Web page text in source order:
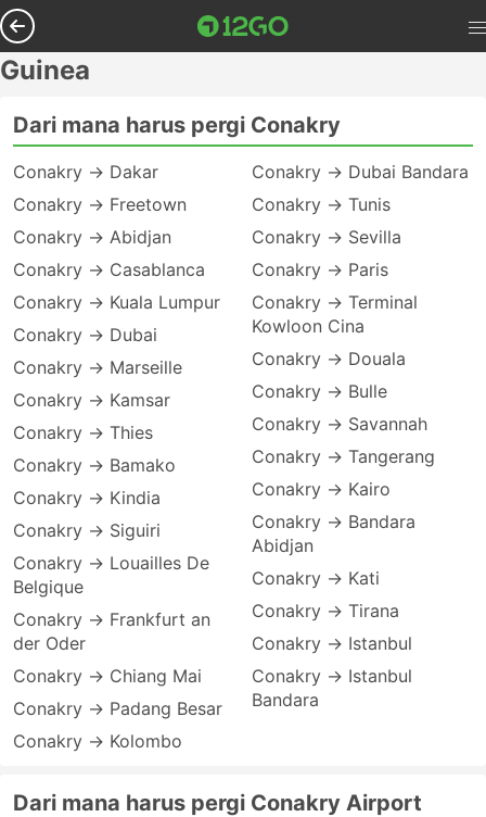
Guinea
Dari mana harus pergi Conakry
Conakry → Dakar
Conakry → Freetown
Conakry → Abidjan
Conakry → Casablanca
Conakry → Kuala Lumpur
Conakry → Dubai
Conakry → Marseille
Conakry → Kamsar
Conakry → Thies
Conakry → Bamako
Conakry → Kindia
Conakry → Siguiri
Conakry → Louailles De
Belgique
Conakry → Frankfurt an
der Oder
Conakry → Chiang Mai
Conakry → Padang Besar
Conakry → Kolombo
Conakry → Dubai Bandara
Conakry → Tunis
Conakry → Sevilla
Conakry → Paris
Conakry → Terminal
Kowloon Cina
Conakry → Douala
Conakry → Bulle
Conakry → Savannah
Conakry → Tangerang
Conakry → Kairo
Conakry → Bandara
Abidjan
Conakry → Kati
Conakry → Tirana
Conakry → Istanbul
Conakry → Istanbul
Bandara
Dari mana harus pergi Conakry Airport